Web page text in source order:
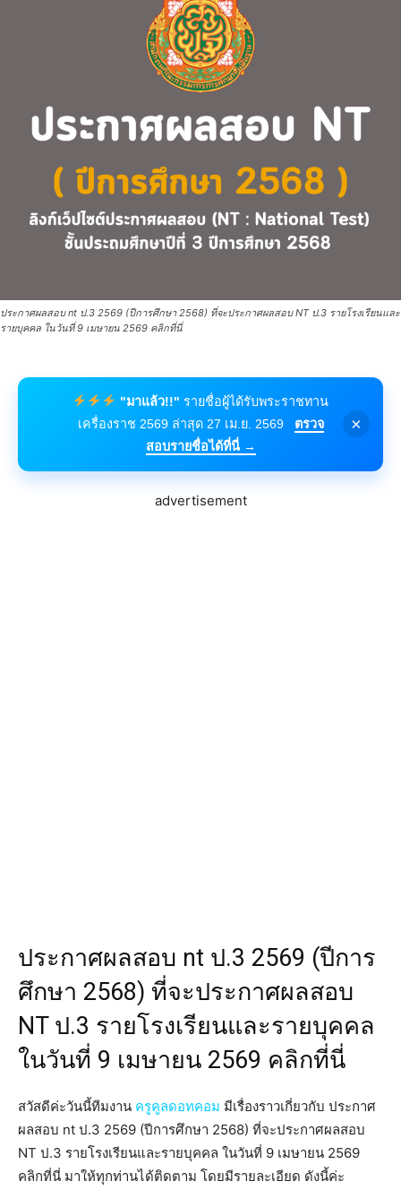
ประกาศผลสอบ nt ป.3 2569 (ปีการศึกษา 2568) ที่จะประกาศผลสอบ NT ป.3 รายโรงเรียนและ
รายบุคคล ในวันที่ 9 เมษายน 2569 คลิกที่นี่
"มาแล้ว!!" รายชื่อผู้ได้รับพระราชทาน
เครื่องราช 2569 ล่าสุด 27 เม.ย. 2569
ตรวจ
สอบรายชื่อได้ที่นี่ →
×
advertisement
ประกาศผลสอบ nt ป.3 2569 (ปีการ
ศึกษา 2568) ที่จะประกาศผลสอบ
NT ป.3 รายโรงเรียนและรายบุคคล
ในวันที่ 9 เมษายน 2569 คลิกที่นี่
สวัสดีค่ะวันนี้ทีมงาน ครูคูลดอทคอม มีเรื่องราวเกี่ยวกับ ประกาศ
ผลสอบ nt ป.3 2569 (ปีการศึกษา 2568) ที่จะประกาศผลสอบ
NT ป.3 รายโรงเรียนและรายบุคคล ในวันที่ 9 เมษายน 2569
คลิกที่นี่ มาให้ทุกท่านได้ติดตาม โดยมีรายละเอียด ดังนี้ค่ะ